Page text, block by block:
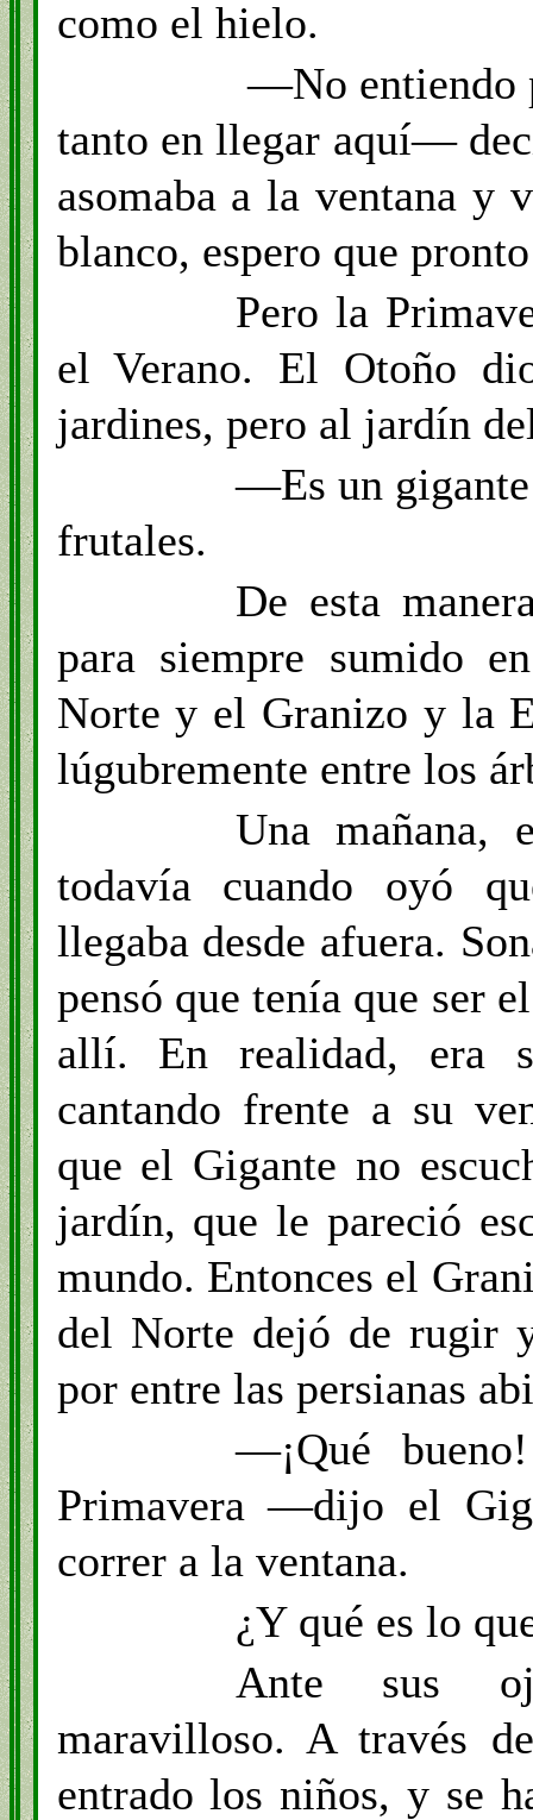
como el hielo.
—No entiendo
tanto en llegar aquí—
asomaba a la ventana y
blanco, espero que
Pero la
el Verano. El Otoño
jardines, pero al jardín
—Es un
frutales.
De esta
para siempre sumido
Norte y el Granizo y la
lúgubremente entre los
Una mañana,
todavía cuando oyó
llegaba desde afuera.
pensó que tenía que ser
allí. En realidad, era
cantando frente a su
que el Gigante no
jardín, que le pareció
mundo. Entonces el
del Norte dejó de rugir
por entre las persianas
—¡Qué
Primavera —dijo el
correr a la ventana.
¿Y qué es lo
Ante sus
maravilloso. A través
entrado los niños, y se